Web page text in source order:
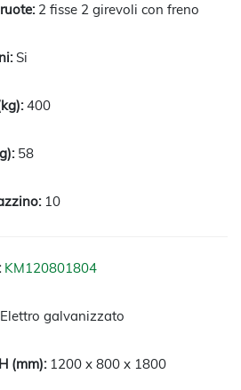
2 fisse 2 girevoli con freno
Si
400
58
10
KM120801804
Elettro galvanizzato
1200 x 800 x 1800